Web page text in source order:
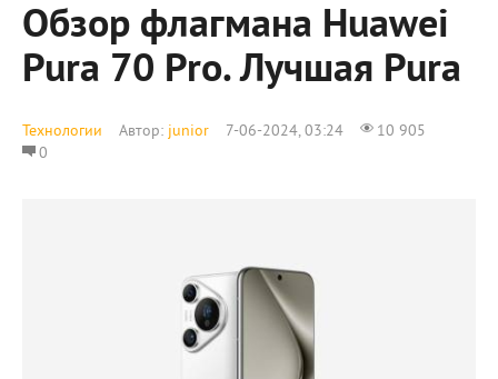
Обзор флагмана Huawei
Pura 70 Pro. Лучшая Pura
Технологии Автор: junior 7-06-2024, 03:24
10 905
0